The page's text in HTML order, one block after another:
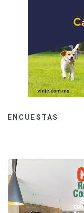
ENCUESTAS